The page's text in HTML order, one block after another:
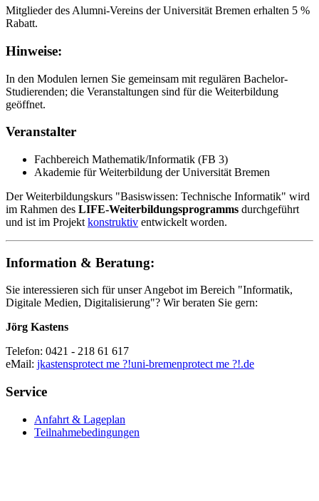
Mitglieder des Alumni-Vereins der Universität Bremen erhalten 5 %
Rabatt.
Hinweise:
In den Modulen lernen Sie gemeinsam mit regulären Bachelor-
Studierenden; die Veranstaltungen sind für die Weiterbildung
geöffnet.
Veranstalter
Fachbereich Mathematik/Informatik (FB 3)
Akademie für Weiterbildung der Universität Bremen
Der Weiterbildungskurs "Basiswissen: Technische Informatik" wird
im Rahmen des LIFE-Weiterbildungsprogramms durchgeführt
und ist im Projekt konstruktiv entwickelt worden.
Information & Beratung:
Sie interessieren sich für unser Angebot im Bereich "Informatik,
Digitale Medien, Digitalisierung"? Wir beraten Sie gern:
Jörg Kastens
Telefon: 0421 - 218 61 617
eMail: jkastensprotect me ?!uni-bremenprotect me ?!.de
Service
Anfahrt & Lageplan
Teilnahmebedingungen